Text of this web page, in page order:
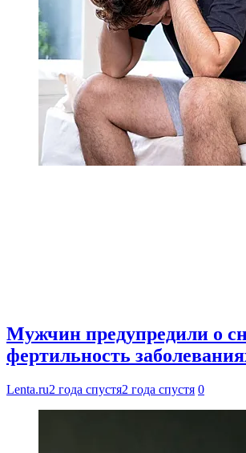
Мужчин предупредили о
фертильность
Lenta.ru2 года спустя2 года спустя 0